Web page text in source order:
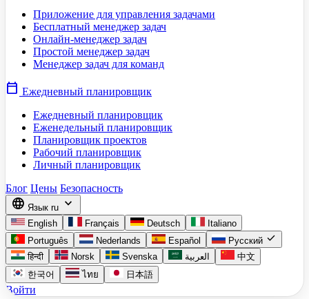
Приложение для управления задачами
Бесплатный менеджер задач
Онлайн-менеджер задач
Простой менеджер задач
Менеджер задач для команд
calendar_today Ежедневный планировщик
Ежедневный планировщик
Еженедельный планировщик
Планировщик проектов
Рабочий планировщик
Личный планировщик
Блог Цены Безопасность
language Язык ru expand_more
English Français Deutsch
Italiano
Português
Nederlands Español Русский check
हिन्दी Norsk Svenska العربية
中文
한국어
ไทย 日本語
Войти